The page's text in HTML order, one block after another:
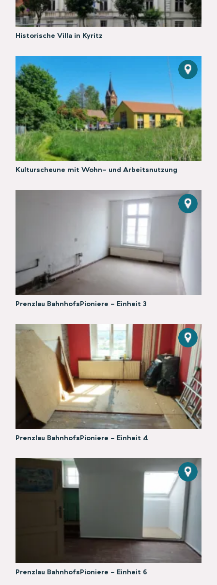
Historische Villa in Kyritz
Kulturscheune mit Wohn- und Arbeitsnutzung
Prenzlau BahnhofsPioniere - Einheit 3
Prenzlau BahnhofsPioniere - Einheit 4
Prenzlau BahnhofsPioniere - Einheit 6